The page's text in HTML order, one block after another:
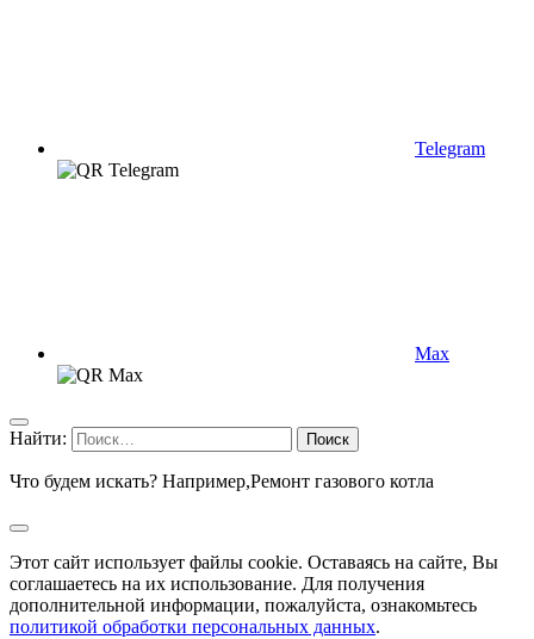
Telegram
Max
Найти:
Что будем искать? Например,Ремонт газового котла
Этот сайт использует файлы cookie. Оставаясь на сайте, Вы
соглашаетесь на их использование. Для получения
дополнительной информации, пожалуйста, ознакомьтесь
политикой обработки персональных данных.